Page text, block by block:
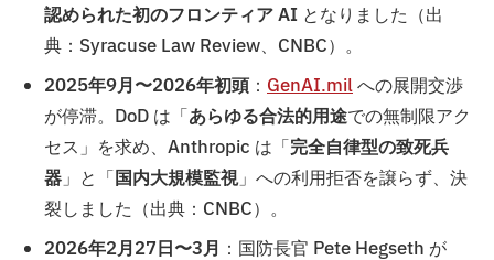
認められた初のフロンティア AI となりました（出
典：Syracuse Law Review、CNBC）。
2025年9月〜2026年初頭 ： GenAI.milへの展開交渉
が停滞。DoD は「あらゆる合法的用途での無制限アク
セス」を求め、Anthropic は「完全自律型の致死兵
器」と「国内大規模監視」への利用拒否を譲らず、決
裂しました（出典：CNBC）。
2026年2月27日〜3月 ：国防長官 Pete Hegseth が